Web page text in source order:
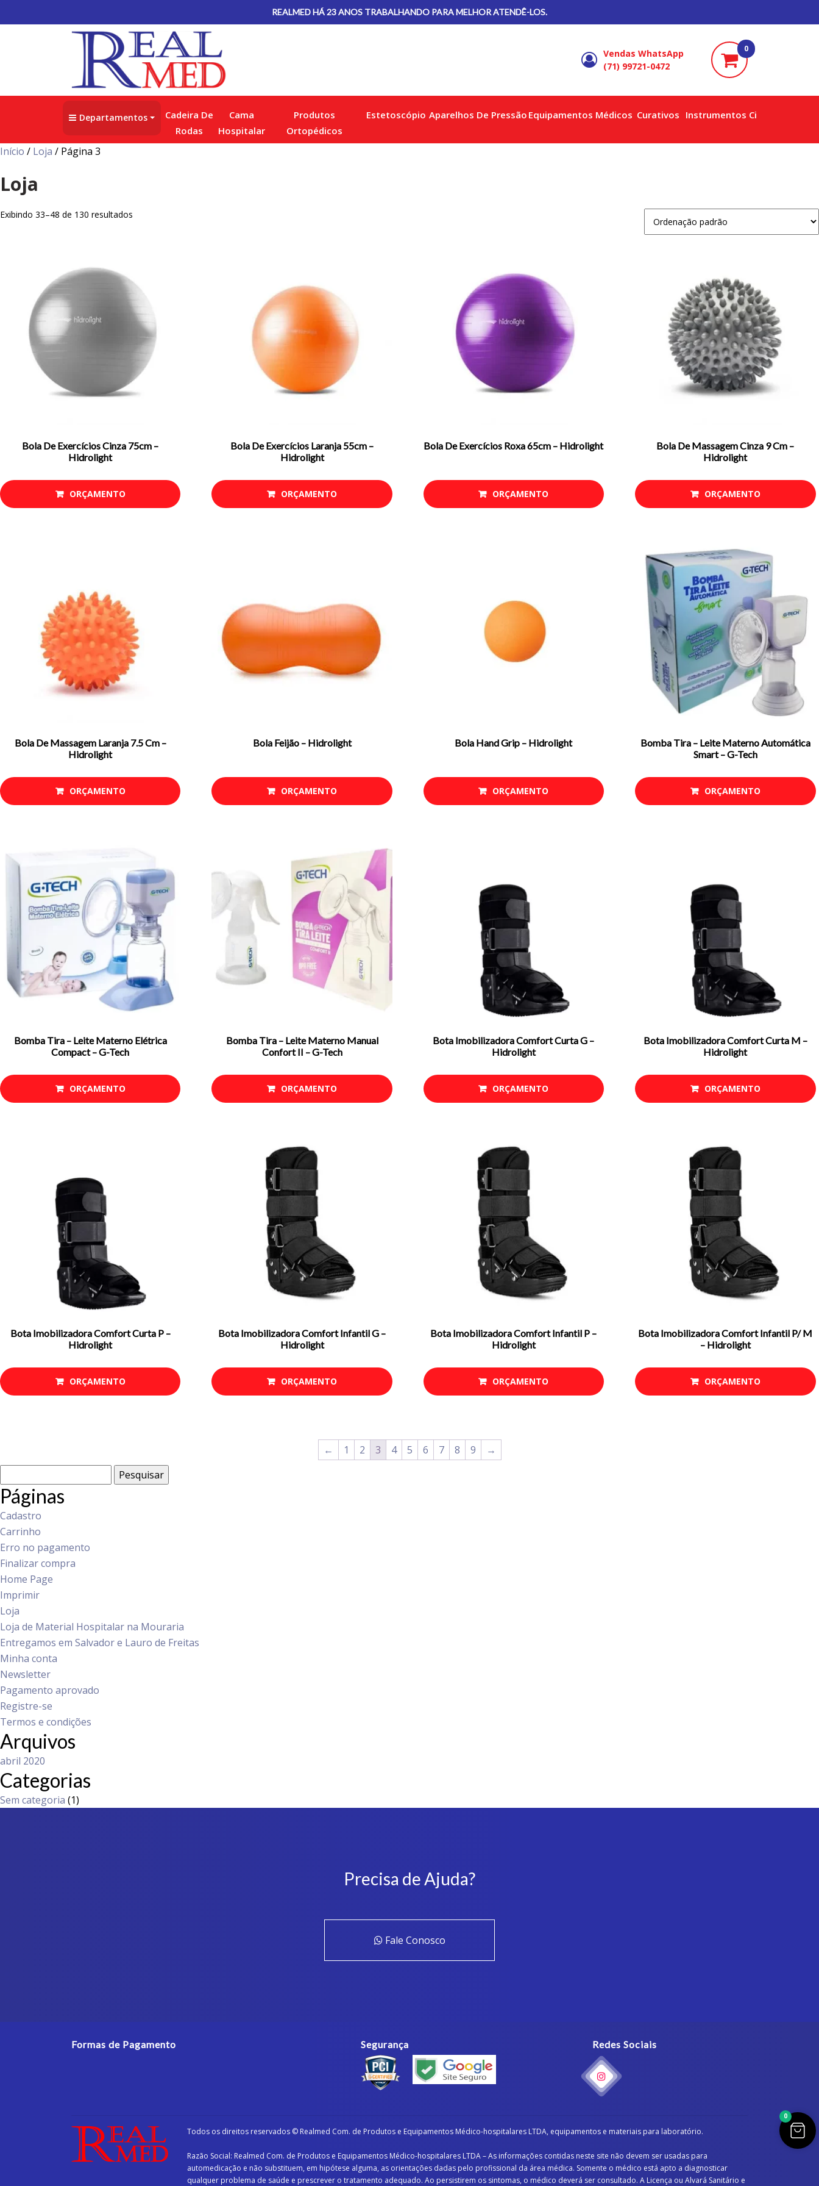
REALMED HÁ 23 ANOS TRABALHANDO PARA MELHOR ATENDÊ-LOS.
Vendas WhatsApp
(71) 99721-0472
0
Departamentos
Cadeira De
Rodas
Cama
Hospitalar
Produtos
Ortopédicos
Estetoscópio Aparelhos De Pressão Equipamentos Médicos Curativos Instrumentos Cirúrgicos
Início / Loja / Página 3
Loja
Exibindo 33–48 de 130 resultados
Bola De Exercícios Cinza 75cm –
Hidrolight
ORÇAMENTO
Bola De Exercícios Laranja 55cm –
Hidrolight
ORÇAMENTO
Bola De Exercícios Roxa 65cm – Hidrolight
ORÇAMENTO
Bola De Massagem Cinza 9 Cm –
Hidrolight
ORÇAMENTO
Bola De Massagem Laranja 7.5 Cm –
Hidrolight
ORÇAMENTO
Bola Feijão – Hidrolight
ORÇAMENTO
Bola Hand Grip – Hidrolight
ORÇAMENTO
Bomba Tira – Leite Materno Automática
Smart – G-Tech
ORÇAMENTO
Bomba Tira – Leite Materno Elétrica
Compact – G-Tech
ORÇAMENTO
Bomba Tira – Leite Materno Manual
Confort II – G-Tech
ORÇAMENTO
Bota Imobilizadora Comfort Curta G –
Hidrolight
ORÇAMENTO
Bota Imobilizadora Comfort Curta M –
Hidrolight
ORÇAMENTO
Bota Imobilizadora Comfort Curta P –
Hidrolight
ORÇAMENTO
Bota Imobilizadora Comfort Infantil G –
Hidrolight
ORÇAMENTO
Bota Imobilizadora Comfort Infantil P –
Hidrolight
ORÇAMENTO
Bota Imobilizadora Comfort Infantil P/ M
– Hidrolight
ORÇAMENTO
← 1 2 3 4 5 6 7 8 9
→
por:
Páginas
Cadastro
Carrinho
Erro no pagamento
Finalizar compra
Home Page
Imprimir
Loja
Loja de Material Hospitalar na Mouraria
Entregamos em Salvador e Lauro de Freitas
Minha conta
Newsletter
Pagamento aprovado
Registre-se
Termos e condições
Arquivos
abril 2020
Categorias
Sem categoria (1)
Precisa de Ajuda?
Fale Conosco
Formas de Pagamento Segurança Redes Sociais
Todos os direitos reservados © Realmed Com. de Produtos e Equipamentos Médico-hospitalares LTDA, equipamentos e materiais para laboratório.
Razão Social: Realmed Com. de Produtos e Equipamentos Médico-hospitalares LTDA – As informações contidas neste site não devem ser usadas para
automedicação e não substituem, em hipótese alguma, as orientações dadas pelo profissional da área médica. Somente o médico está apto a diagnosticar
qualquer problema de saúde e prescrever o tratamento adequado. Ao persistirem os sintomas, o médico deverá ser consultado. A Licença ou Alvará Sanitário e
0